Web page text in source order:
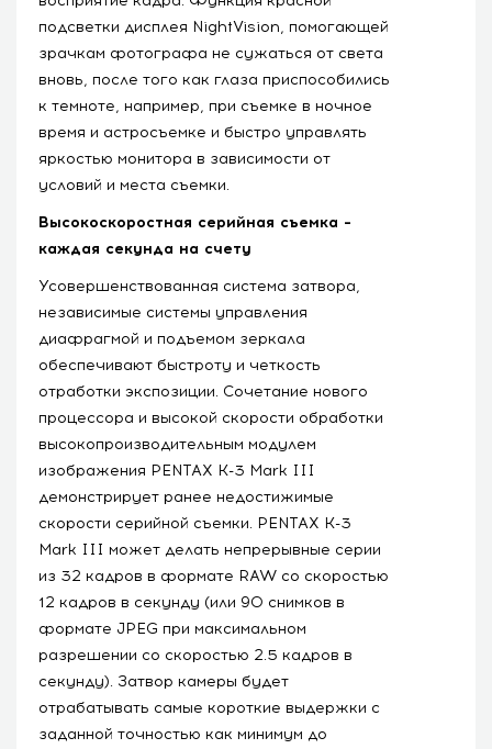
подсветки дисплея NightVision, помогающей
зрачкам фотографа не сужаться от света
вновь, после того как глаза приспособились
к темноте, например, при съемке в ночное
время и астросъемке и быстро управлять
яркостью монитора в зависимости от
условий и места съемки.
Высокоскоростная серийная съемка –
каждая секунда на счету
Усовершенствованная система затвора,
независимые системы управления
диафрагмой и подъемом зеркала
обеспечивают быстроту и четкость
отработки экспозиции. Сочетание нового
процессора и высокой скорости обработки
высокопроизводительным модулем
изображения PENTAX K-3 Mark III
демонстрирует ранее недостижимые
скорости серийной съемки. PENTAX K-3
Mark III может делать непрерывные серии
из 32 кадров в формате RAW со скоростью
12 кадров в секунду (или 90 снимков в
формате JPEG при максимальном
разрешении со скоростью 2.5 кадров в
секунду). Затвор камеры будет
отрабатывать самые короткие выдержки с
заданной точностью как минимум до